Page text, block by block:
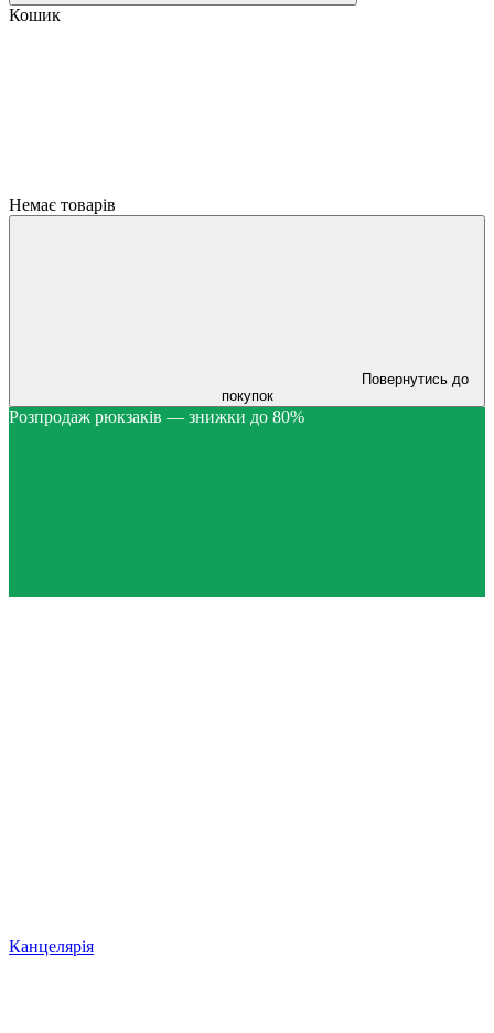
Кошик
Немає товарів
Повернутись до
покупок
Розпродаж рюкзаків — знижки до 80%
Канцелярія